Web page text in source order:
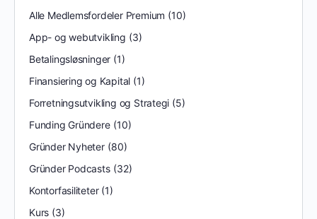
Alle Medlemsfordeler Premium (10)
App- og webutvikling (3)
Betalingsløsninger (1)
Finansiering og Kapital (1)
Forretningsutvikling og Strategi (5)
Funding Gründere(10)
Gründer Nyheter(80)
Gründer Podcasts(32)
Kontorfasiliteter(1)
Kurs (3)